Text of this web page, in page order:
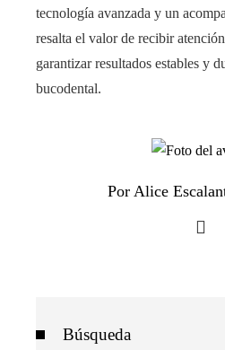
tecnología avanzada y un
resalta el valor de recibir
garantizar resultados estables y
bucodental.
Por Alice
Búsqueda